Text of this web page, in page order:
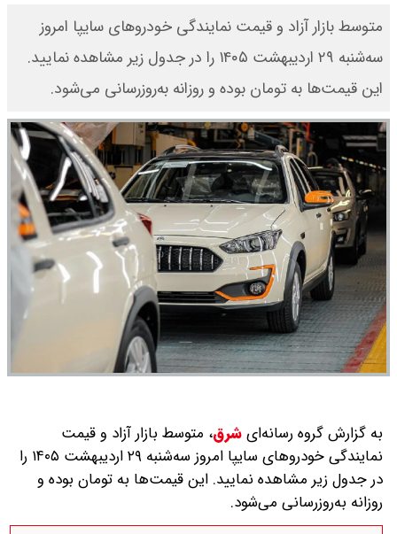
متوسط بازار آزاد و قیمت نمایندگی خودرو‌های سایپا امروز
سه‌شنبه ۲۹ اردیبهشت ۱۴۰۵ را در جدول زیر مشاهده نمایید.
این قیمت‌ها به تومان بوده و روزانه به‌روز‌رسانی می‌شود.
به گزارش گروه رسانه‌ایشرق، متوسط بازار آزاد و قیمت
نمایندگی خودرو‌های سایپا امروز سه‌شنبه ۲۹ اردیبهشت ۱۴۰۵ را
در جدول زیر مشاهده نمایید. این قیمت‌ها به تومان بوده و
روزانه به‌روز‌رسانی می‌شود.